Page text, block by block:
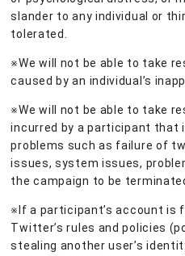
slander to any individual or
tolerated.
※We will not be able to take
caused by an individual’s
※We will not be able to take
incurred by a participant that
problems such as failure of
issues, system issues,
the campaign to be
※If a participant’s account is
Twitter’s rules and policies
stealing another user’s